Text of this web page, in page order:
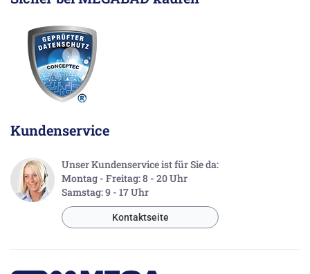
Kundenservice
Unser Kundenservice ist für Sie da:
Montag - Freitag: 8 - 20 Uhr
Samstag: 9 - 17 Uhr
Kontaktseite